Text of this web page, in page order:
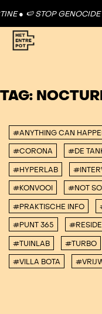
● 🍉 STOP GENOCIDE
TAG:
#ANYTHING CAN
#CORONA #DE
#HYPERLAB
#KONVOOI #NOT
#PRAKTISCHE INFO
#PUNT 365
#TUINLAB #TURBO
#VILLA BOTA